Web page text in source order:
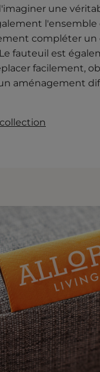
une
l'ensemble
compléter un
fauteuil est
facilement,
aménagement